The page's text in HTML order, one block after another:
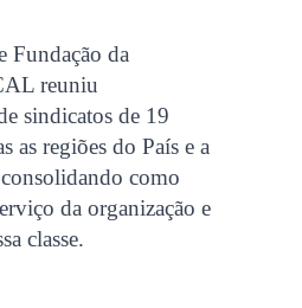
Fundação da
reuniu
sindicatos de 19
as regiões do País e a
como
da organização e
classe.